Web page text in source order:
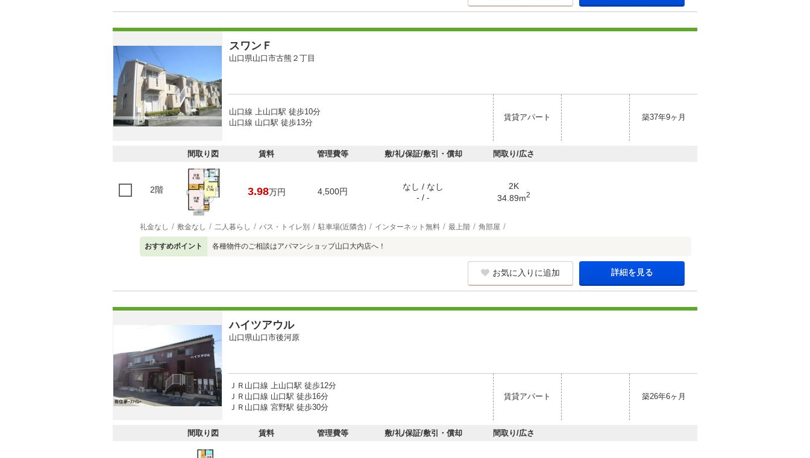
スワンＦ
山口県山口市古熊２丁目
山口線 上山口駅 徒歩10分
山口線 山口駅 徒歩13分
賃貸アパート 築37年9ヶ月
間取り図 賃料 管理費等 敷/礼/保証/敷引・償却 間取り/広さ
2階 3.98万円 4,500円
なし / なし
- / -
2K
34.89m2
礼金なし 敷金なし 二人暮らし バス・トイレ別 駐車場(近隣含) インターネット無料 最上階 角部屋
おすすめポイント 各種物件のご相談はアパマンショップ山口大内店へ！
お気に入りに追加 詳細を見る
ハイツアウル
山口県山口市後河原
ＪＲ山口線 上山口駅 徒歩12分
ＪＲ山口線 山口駅 徒歩16分
ＪＲ山口線 宮野駅 徒歩30分
賃貸アパート 築26年6ヶ月
間取り図 賃料 管理費等 敷/礼/保証/敷引・償却 間取り/広さ